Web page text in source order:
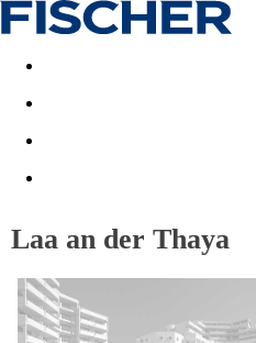
Akční nabídky Last minute
Laa an der Thaya